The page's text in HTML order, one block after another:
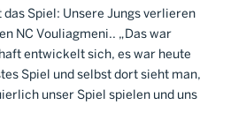
das Spiel: Unsere Jungs verlieren
NC Vouliagmeni.. „Das war
entwickelt sich, es war heute
Spiel und selbst dort sieht man,
unser Spiel spielen und uns